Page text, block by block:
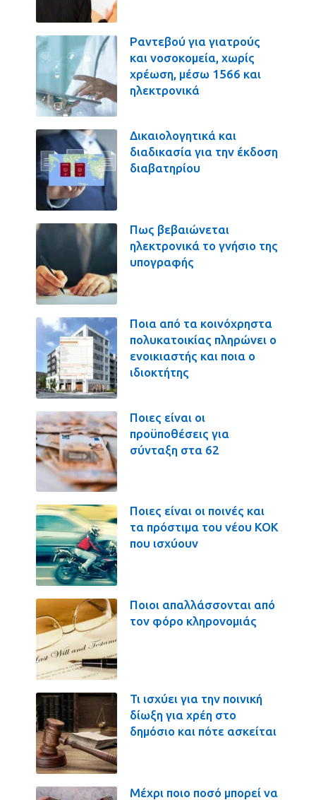
Ραντεβού για γιατρούς
και νοσοκομεία, χωρίς
χρέωση, μέσω 1566 και
ηλεκτρονικά
Δικαιολογητικά και
διαδικασία για την έκδοση
διαβατηρίου
Πως βεβαιώνεται
ηλεκτρονικά το γνήσιο της
υπογραφής
Ποια από τα κοινόχρηστα
πολυκατοικίας πληρώνει ο
ενοικιαστής και ποια ο
ιδιοκτήτης
Ποιες είναι οι
προϋποθέσεις για
σύνταξη στα 62
Ποιες είναι οι ποινές και
τα πρόστιμα του νέου ΚΟΚ
που ισχύουν
Ποιοι απαλλάσσονται από
τον φόρο κληρονομιάς
Τι ισχύει για την ποινική
δίωξη για χρέη στο
δημόσιο και πότε ασκείται
Μέχρι ποιο ποσό μπορεί να